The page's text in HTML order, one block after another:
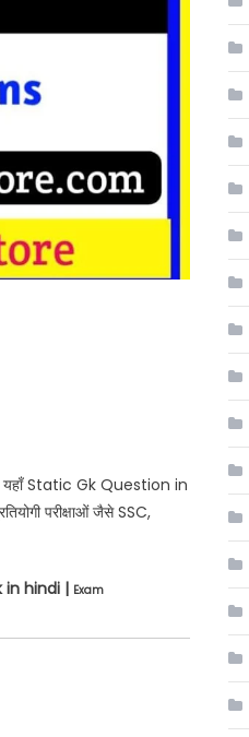
यहाँ Static Gk Question in
परीक्षाओं जैसे SSC,
in hindi | Exam